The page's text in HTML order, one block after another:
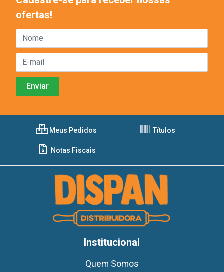
ofertas!
Meus Pedidos Títulos
Notas Fiscais
Institucional
Quem Somos